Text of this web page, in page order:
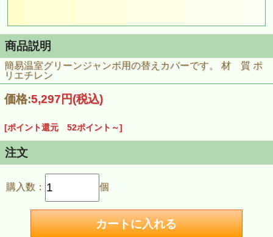
商品説明
簡易温室グリーンジャンボ用の替えカバーです。 材 質 ポ
リエチレン
価格:5,297円(税込)
[ポイント還元 52ポイント～]
注文
購入数： 個